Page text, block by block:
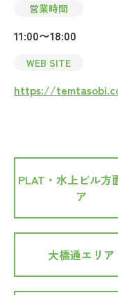
営業時間
11:00〜18:00
WEB SITE
https://
PLAT・水上ビル方
ア
大橋通エリア